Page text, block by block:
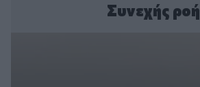
Συνεχής ροή